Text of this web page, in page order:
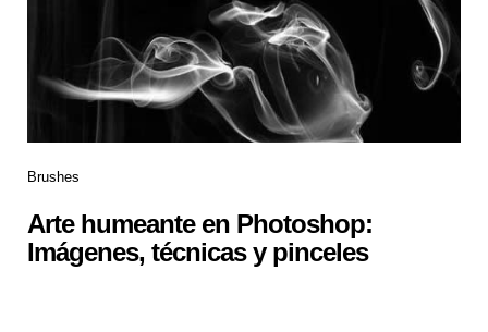
Brushes
Arte humeante en Photoshop:
Imágenes, técnicas y pinceles